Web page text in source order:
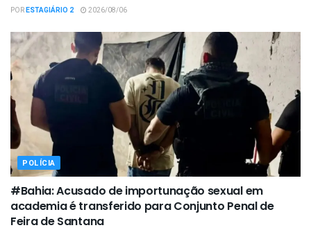
PORESTAGIÁRIO 2 2026/08/06
POLÍCIA
#Bahia: Acusado de importunação sexual em
academia é transferido para Conjunto Penal de
Feira de Santana